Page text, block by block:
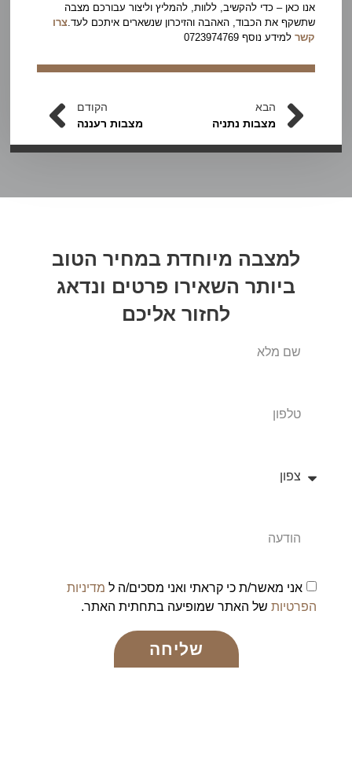
אנו כאן – כדי להקשיב, ללוות, להמליץ וליצור עבורכם מצבה
שתשקף את הכבוד, האהבה והזיכרון שנשארים איתכם לעד.צרו
קשר למידע נוסף 0723974769
הבא
מצבות נתניה
הקודם
מצבות רעננה
למצבה מיוחדת במחיר הטוב
ביותר השאירו פרטים ונדאג
לחזור אליכם
אני מאשר/ת כי קראתי ואני מסכים/ה ל מדיניות
הפרטיותשל האתר שמופיעה בתחתית האתר.
שליחה